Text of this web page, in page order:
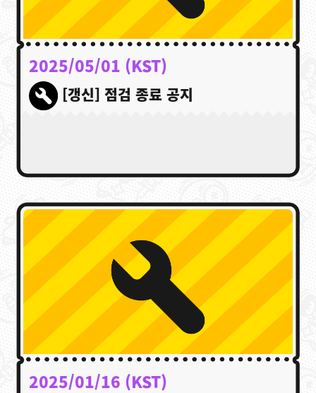
2025/05/01 (KST)
[갱신] 점검 종료 공지
2025/01/16 (KST)